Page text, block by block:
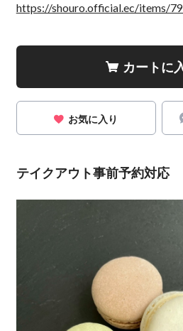
https://shouro.official.ec/items/
カートに
お気に入り
テイクアウト事前予約対応